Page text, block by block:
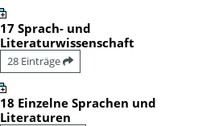
17 Sprach- und
Literaturwissenschaft
28 Einträge
18 Einzelne Sprachen und
Literaturen